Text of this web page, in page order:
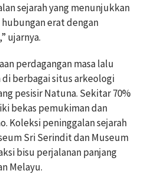
sejarah yang menunjukkan
erat dengan
ujarnya.
perdagangan masa lalu
berbagai situs arkeologi
pesisir Natuna. Sekitar 70%
bekas pemukiman dan
Koleksi peninggalan sejarah
Sri Serindit dan Museum
bisu perjalanan panjang
Melayu.